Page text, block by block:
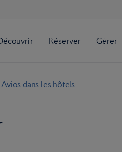
dans les hôtels